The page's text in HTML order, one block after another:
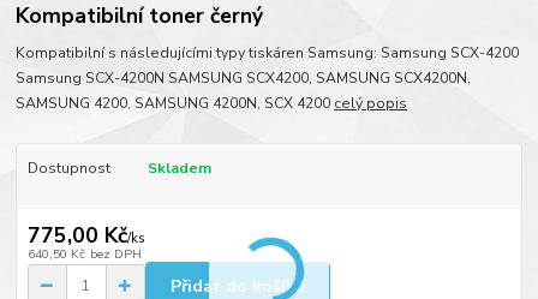
Kompatibilní toner černý
Kompatibilní s následujícími typy tiskáren Samsung: Samsung SCX-4200
Samsung SCX-4200N SAMSUNG SCX4200, SAMSUNG SCX4200N,
SAMSUNG 4200, SAMSUNG 4200N, SCX 4200 celý popis
Dostupnost Skladem
775,00 Kč/ks
640,50 Kč bez DPH
Přidat do košíku